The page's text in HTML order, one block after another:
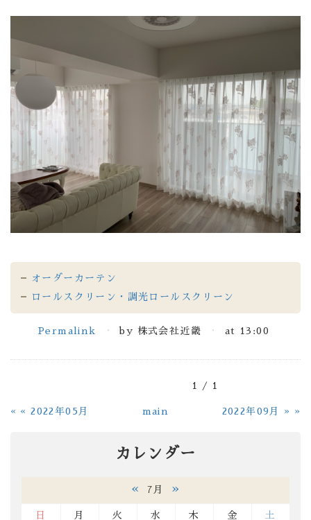
オーダーカーテン
ロールスクリーン・調光ロールスクリーン
Permalink by 株式会社近畿 at 13:00
1 / 1
«2022年05月 main 2022年09月 »
カレンダー
« 7月 »
日 月 火 水 木 金 土